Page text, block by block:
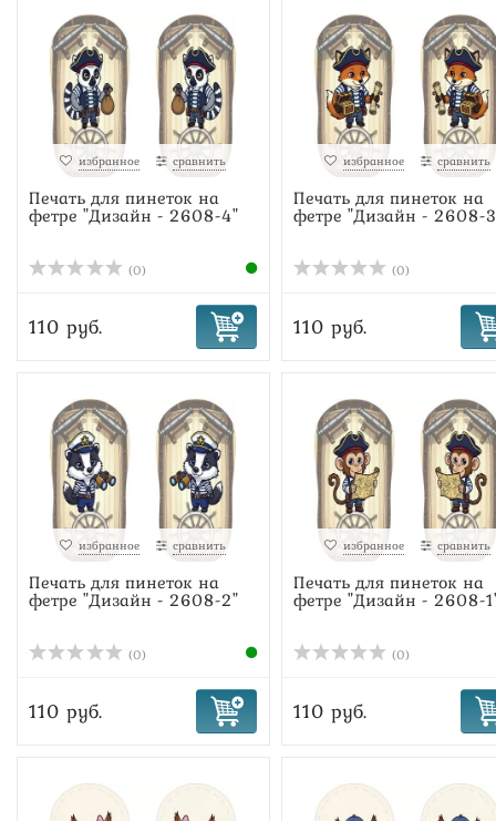
избранное сравнить
Печать для пинеток на
фетре "Дизайн - 2608-4"
(0)
110 руб.
избранное сравнить
Печать для пинеток на
фетре "Дизайн - 2608-
(0)
110 руб.
избранное сравнить
Печать для пинеток на
фетре "Дизайн - 2608-2"
(0)
110 руб.
избранное сравнить
Печать для пинеток на
фетре "Дизайн - 2608-
(0)
110 руб.